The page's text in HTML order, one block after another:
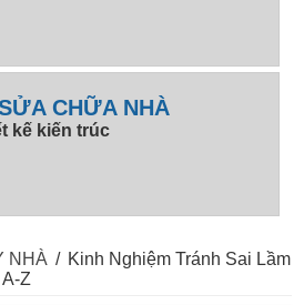
CHỮA NHÀ
kế kiến trúc
NHÀ / Kinh Nghiệm Tránh Sai Lầm
Z